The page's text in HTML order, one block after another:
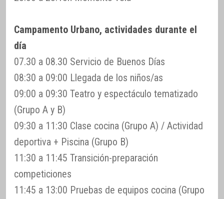
Campamento Urbano, actividades durante el
día
07.30 a 08.30 Servicio de Buenos Días
08:30 a 09:00 Llegada de los niños/as
09:00 a 09:30 Teatro y espectáculo tematizado
(Grupo A y B)
09:30 a 11:30 Clase cocina (Grupo A) / Actividad
deportiva + Piscina (Grupo B)
11:30 a 11:45 Transición-preparación
competiciones
11:45 a 13:00 Pruebas de equipos cocina (Grupo